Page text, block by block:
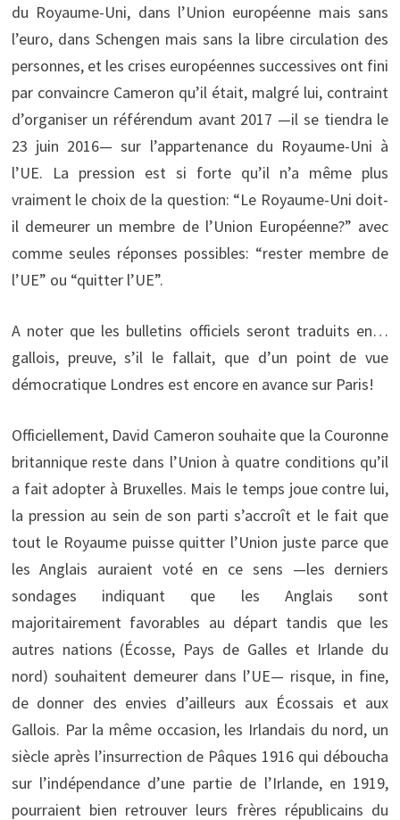
du Royaume-Uni, dans l’Union européenne mais sans
l’euro, dans Schengen mais sans la libre circulation des
personnes, et les crises européennes successives ont fini
par convaincre Cameron qu’il était, malgré lui, contraint
d’organiser un référendum avant 2017 —il se tiendra le
23 juin 2016— sur l’appartenance du Royaume-Uni à
l’UE. La pression est si forte qu’il n’a même plus
vraiment le choix de la question: “Le Royaume-Uni doit-
il demeurer un membre de l’Union Européenne?” avec
comme seules réponses possibles: “rester membre de
l’UE” ou “quitter l’UE”.
A noter que les bulletins officiels seront traduits en…
gallois, preuve, s’il le fallait, que d’un point de vue
démocratique Londres est encore en avance sur Paris!
Officiellement, David Cameron souhaite que la Couronne
britannique reste dans l’Union à quatre conditions qu’il
a fait adopter à Bruxelles. Mais le temps joue contre lui,
la pression au sein de son parti s’accroît et le fait que
tout le Royaume puisse quitter l’Union juste parce que
les Anglais auraient voté en ce sens —les derniers
sondages indiquant que les Anglais sont
majoritairement favorables au départ tandis que les
autres nations (Écosse, Pays de Galles et Irlande du
nord) souhaitent demeurer dans l’UE— risque, in fine,
de donner des envies d’ailleurs aux Écossais et aux
Gallois. Par la même occasion, les Irlandais du nord, un
siècle après l’insurrection de Pâques 1916 qui déboucha
sur l’indépendance d’une partie de l’Irlande, en 1919,
pourraient bien retrouver leurs frères républicains du